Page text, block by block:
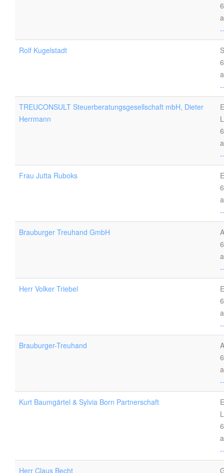
Rolf Kugelstadt
TREUCONSULT Steuerberatungsgesellschaft mbH, Dieter
Herrmann
Frau Jutta Ruboks
Brauburger Treuhand GmbH
Herr Volker Triebel
Brauburger-Treuhand
Kurt Baumgärtel & Sylvia Born Partnerschaft
Herr Claus Becht